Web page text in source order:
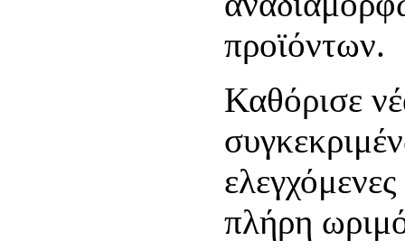
προϊόντων.
Καθόρισε
πλήρη